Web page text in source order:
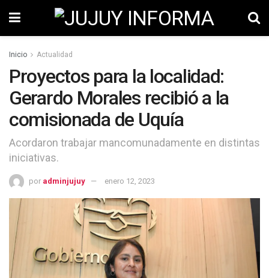
Inicio Actualidad
Proyectos para la localidad:
Gerardo Morales recibió a la
comisionada de Uquía
Acordaron trabajar mancomunadamente en distintas
iniciativas.
por adminjujuy enero 12, 2023